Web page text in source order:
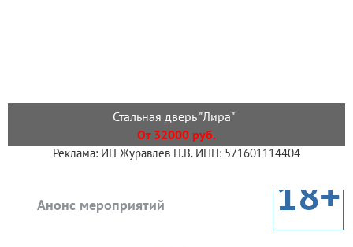
Стальная дверь "Лира"
От 32000 руб.
Реклама: ИП Журавлев П.В. ИНН: 571601114404
Анонс мероприятий 18+